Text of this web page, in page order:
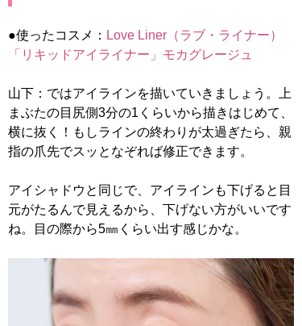
●使ったコスメ： Love Liner（ラブ・ライナー）
「リキッドアイライナー」モカグレージュ
山下：ではアイラインを描いていきましょう。上
まぶたの目尻側3分の1くらいから描きはじめて、
横に抜く！もしラインの終わりが太過ぎたら、親
指の爪先でスッとなぞれば修正できます。
アイシャドウと同じで、アイラインも下げると目
元がたるんで見えるから、下げない方がいいです
ね。目の際から5㎜くらい出す感じかな。